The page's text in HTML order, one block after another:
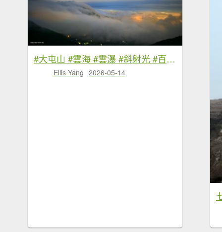
#大屯山 #雲海 #雲瀑 #斜射光 #百拉卡 #小油坑 #中湖戰備道 #雲海 5/14&15
Ellis Yang 2026-05-14